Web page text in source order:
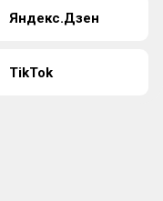
Яндекс.Дзен
TikTok